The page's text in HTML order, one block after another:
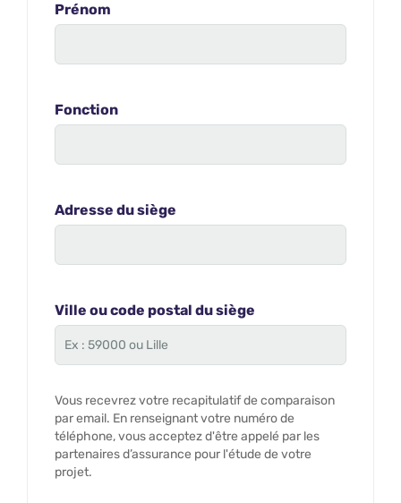
Prénom
Fonction
Adresse du siège
Ville ou code postal du siège
Vous recevrez votre recapitulatif de comparaison
par email. En renseignant votre numéro de
téléphone, vous acceptez d'être appelé par les
partenaires d’assurance pour l'étude de votre
projet.